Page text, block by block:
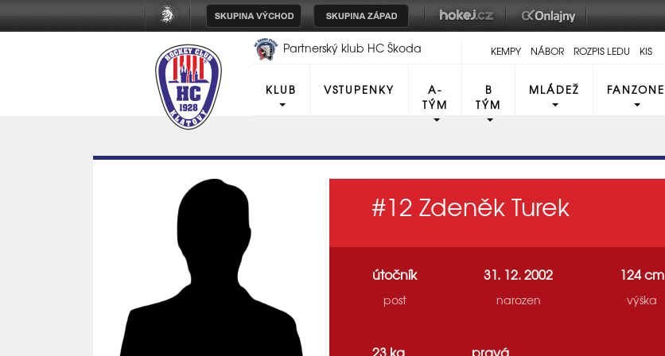
Partnerský klub HC Škoda
KEMPY NÁBOR ROZPIS LEDU KIS
KLUB VSTUPENKY
A-
TÝM
B
TÝM
MLÁDEŽ FANZONE
#12 Zdeněk Turek
útočník
post
31. 12. 2002
narozen
124 cm
výška
23 kg pravá